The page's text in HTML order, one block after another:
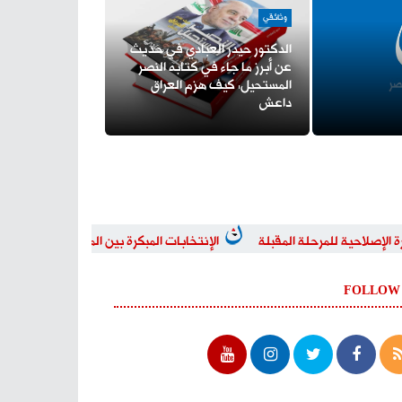
وثائقي
الدكتور حيدر العبادي في حديث
عن أبرز ما جاء في كتابه النصر
المستحيل: كيف هزم العراق
داعش
العبادي يستقبل وفد الحزب الديمقراطي
للمرحلة المقبلة الإنتخابات المبكرة بين المصداقية والمزايدات
FOLLOW